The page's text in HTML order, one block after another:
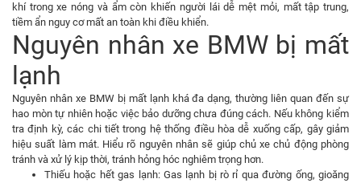
khí trong xe nóng và ẩm còn khiến người lái dễ mệt mỏi, mất tập trung,
tiềm ẩn nguy cơ mất an toàn khi điều khiển.
Nguyên nhân xe BMW bị mất
lạnh
Nguyên nhân xe BMW bị mất lạnh khá đa dạng, thường liên quan đến sự
hao mòn tự nhiên hoặc việc bảo dưỡng chưa đúng cách. Nếu không kiểm
tra định kỳ, các chi tiết trong hệ thống điều hòa dễ xuống cấp, gây giảm
hiệu suất làm mát. Hiểu rõ nguyên nhân sẽ giúp chủ xe chủ động phòng
tránh và xử lý kịp thời, tránh hỏng hóc nghiêm trọng hơn.
Thiếu hoặc hết gas lạnh: Gas lạnh bị rò rỉ qua đường ống, gioăng